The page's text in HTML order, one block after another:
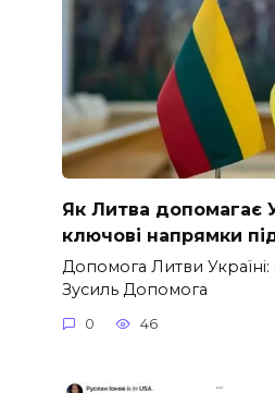
Як Литва допомагає
ключові напрямки
Допомога Литви Україні:
Зусиль Допомога
0 46